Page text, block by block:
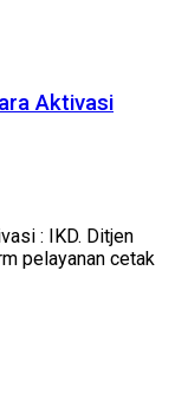
Aktivasi
: IKD. Ditjen
pelayanan cetak